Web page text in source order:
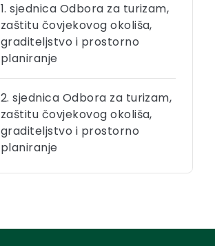
1. sjednica Odbora za turizam,
zaštitu čovjekovog okoliša,
graditeljstvo i prostorno
planiranje
2. sjednica Odbora za turizam,
zaštitu čovjekovog okoliša,
graditeljstvo i prostorno
planiranje